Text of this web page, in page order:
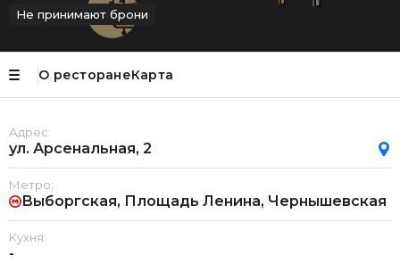
Не принимают брони
О ресторанеКарта
Адрес:
ул. Арсенальная, 2
Метро:
Выборгская, Площадь Ленина, Чернышевская
Кухня:
-